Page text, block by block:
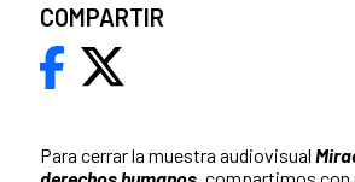
Para cerrar la muestra audiovisual
derechos humanos, compartimos con
COMPARTIR